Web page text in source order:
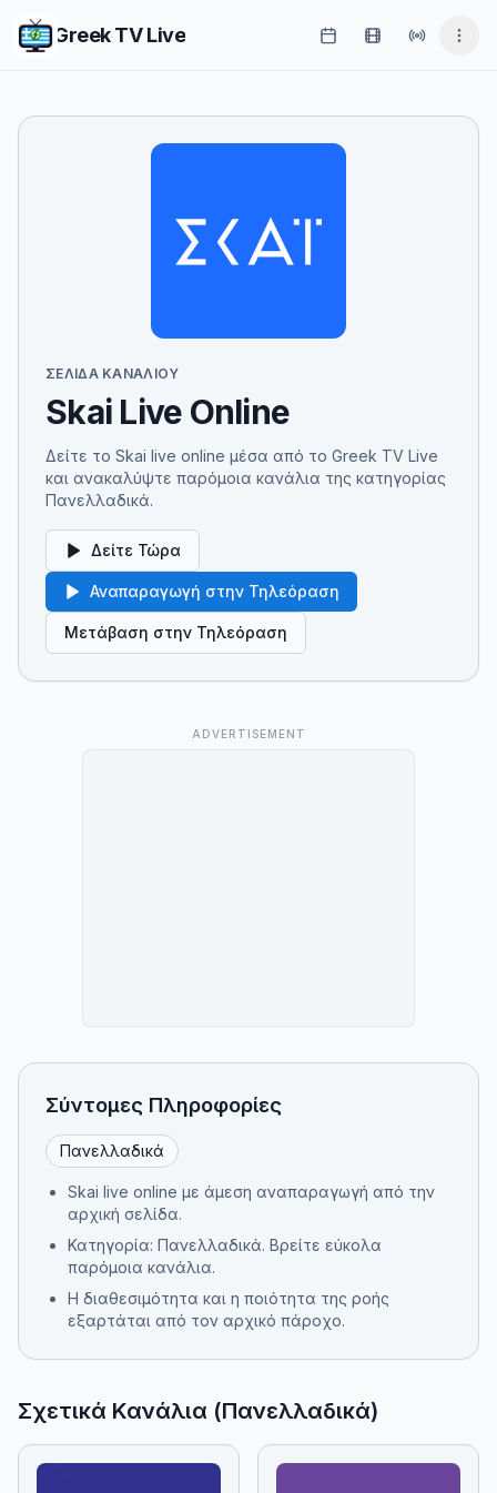
Greek TV Live
ΣΕΛΊΔΑ ΚΑΝΑΛΙΟΎ
Skai Live Online
Δείτε το Skai live online μέσα από το Greek TV Live
και ανακαλύψτε παρόμοια κανάλια της κατηγορίας
Πανελλαδικά.
Δείτε Τώρα
Αναπαραγωγή στην Τηλεόραση
Μετάβαση στην Τηλεόραση
ADVERTISEMENT
Σύντομες Πληροφορίες
Πανελλαδικά
Skai live online με άμεση αναπαραγωγή από την
αρχική σελίδα.
Κατηγορία: Πανελλαδικά. Βρείτε εύκολα
παρόμοια κανάλια.
Η διαθεσιμότητα και η ποιότητα της ροής
εξαρτάται από τον αρχικό πάροχο.
Σχετικά Κανάλια (Πανελλαδικά)